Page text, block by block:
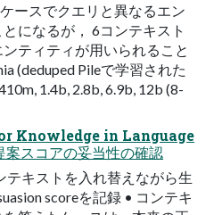
ースでクエリと異なるエン
になるが， 6コンテキスト
ティティが用いられること
(deduped Pileで学習された
1.4b, 2.8b, 6.9b, 12b (8-
Knowledge in Language
スコアの妥当性の確認
テキストを入れ替えながら生
scoreを記録 • コンテキ